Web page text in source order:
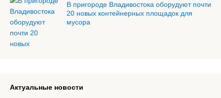
В пригороде Владивостока оборудуют почти
20 новых контейнерных площадок для
мусора
Актуальные новости